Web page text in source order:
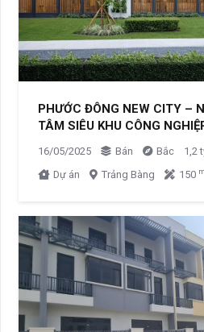
PHƯỚC ĐÔNG NEW CITY –
TÂM SIÊU KHU CÔNG
16/05/2025 Bán Bắc
1,2
Dự án
Trảng Bàng 150